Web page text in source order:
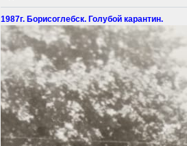
1987г. Борисоглебск. Голубой карантин.